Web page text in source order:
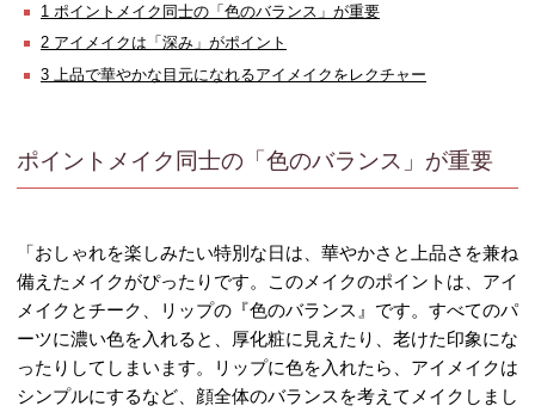
1 ポイントメイク同士の「色のバランス」が重要
2 アイメイクは「深み」がポイント
3 上品で華やかな目元になれるアイメイクをレクチャー
ポイントメイク同士の「色のバランス」が重要
「おしゃれを楽しみたい特別な日は、華やかさと上品さを兼ね
備えたメイクがぴったりです。このメイクのポイントは、アイ
メイクとチーク、リップの『色のバランス』です。すべてのパ
ーツに濃い色を入れると、厚化粧に見えたり、老けた印象にな
ったりしてしまいます。リップに色を入れたら、アイメイクは
シンプルにするなど、顔全体のバランスを考えてメイクしまし